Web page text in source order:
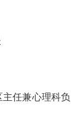
任兼心理科负